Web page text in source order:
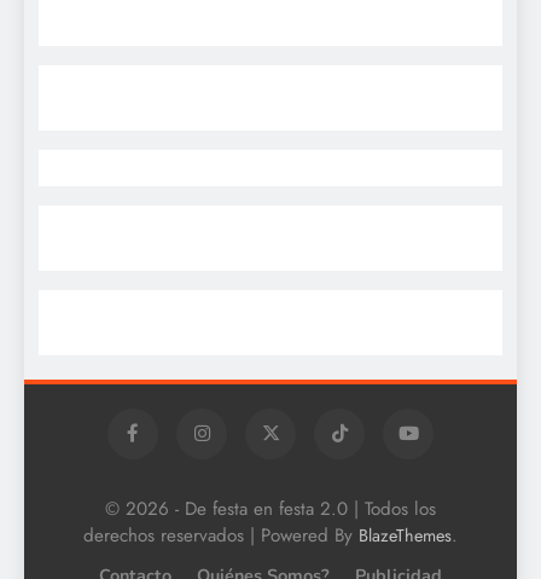
© 2026 - De festa en festa 2.0 | Todos los
derechos reservados | Powered By BlazeThemes.